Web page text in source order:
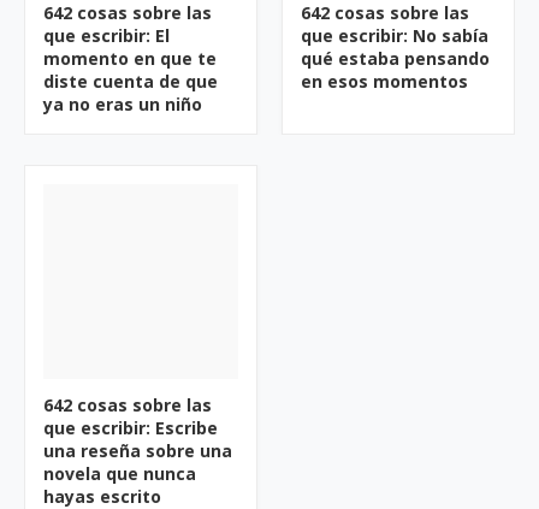
642 cosas sobre las
que escribir: El
momento en que te
diste cuenta de que
ya no eras un niño
642 cosas sobre las
que escribir: No sabía
qué estaba pensando
en esos momentos
642 cosas sobre las
que escribir: Escribe
una reseña sobre una
novela que nunca
hayas escrito